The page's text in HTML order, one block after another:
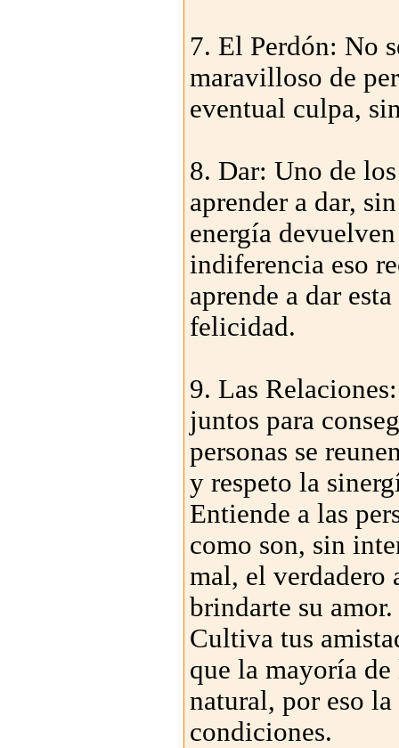
7. El Perdón: No
maravilloso de
eventual culpa,
8. Dar: Uno de
aprender a dar,
energía
indiferencia eso
aprende a dar
felicidad.
9. Las
juntos para
personas se
y respeto la
Entiende a las
como son, sin
mal, el verdadero
brindarte su amor.
Cultiva tus
que la mayoría
natural, por eso la
condiciones.